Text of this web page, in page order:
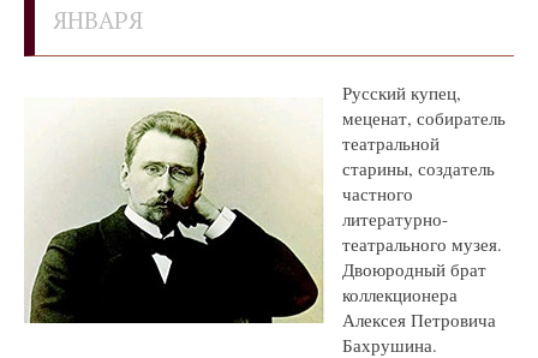
ЯНВАРЯ
Русский купец,
меценат, собиратель
театральной
старины, создатель
частного
литературно-
театрального музея.
Двоюродный брат
коллекционера
Алексея Петровича
Бахрушина.